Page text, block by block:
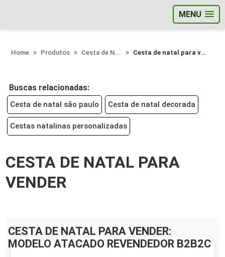
MENU
Home Produtos Cesta de Natal - Categoria Cesta de natal para vender
Buscas relacionadas:
Cesta de natal são paulo Cesta de natal decorada
Cestas natalinas personalizadas
CESTA DE NATAL PARA
VENDER
CESTA DE NATAL PARA VENDER:
MODELO ATACADO REVENDEDOR B2B2C